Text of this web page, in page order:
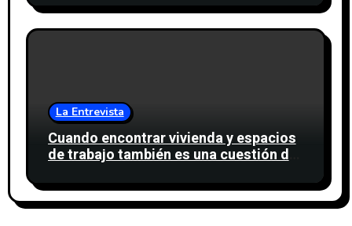
La Entrevista
Cuando encontrar vivienda y espacios
de trabajo también es una cuestión de